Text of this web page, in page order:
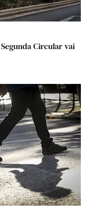
Circular vai